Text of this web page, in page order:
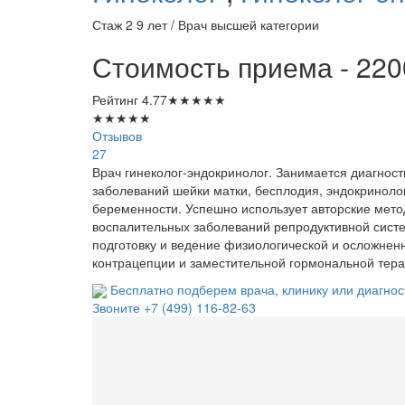
Стаж 2 9 лет / Врач высшей категории
Стоимость приема -
Рейтинг 4.77★★★★★
★★★★★
Отзывов
27
Врач гинеколог-эндокринолог. Занимается
заболеваний шейки матки, бесплодия,
беременности. Успешно использует авторские
воспалительных заболеваний репродуктивной
подготовку и ведение физиологической и
контрацепции и заместительной гормональной
Бесплатно подберем врача, клинику или
Звоните +7 (499) 116-82-63